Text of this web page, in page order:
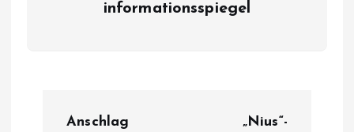
informationsspiegel
Anschlag
„Nius“-